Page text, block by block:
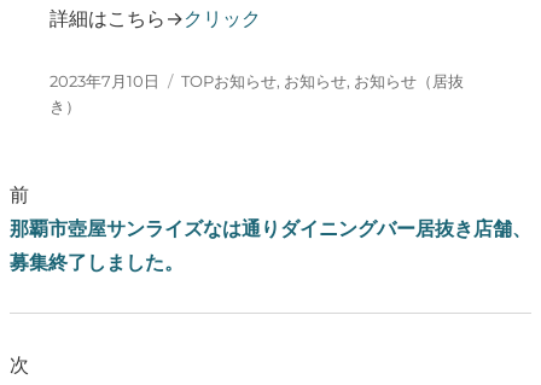
詳細はこちら→クリック
投稿日:
2023年7月10日 カテゴリー
TOPお知らせ, お知らせ, お知らせ（居抜
き）
前
那覇市壺屋サンライズなは通りダイニングバー居抜き店舗、
募集終了しました。
次